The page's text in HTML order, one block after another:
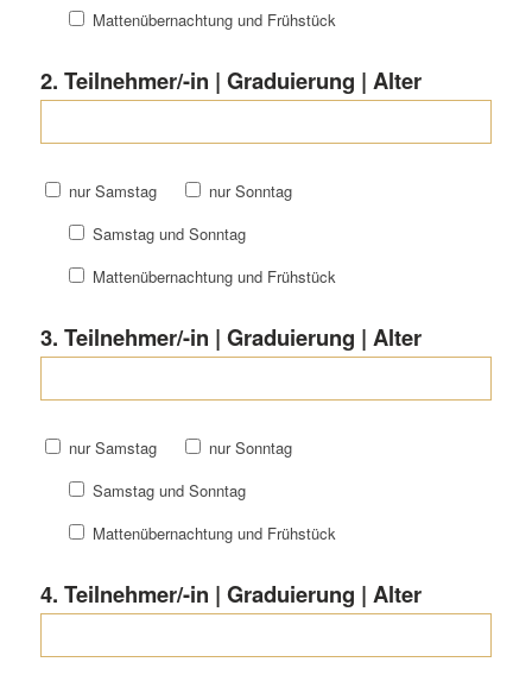
Mattenübernachtung und Frühstück
2. Teilnehmer/-in | Graduierung | Alter
nur Samstag
nur Sonntag
Samstag und Sonntag
Mattenübernachtung und Frühstück
3. Teilnehmer/-in | Graduierung | Alter
nur Samstag
nur Sonntag
Samstag und Sonntag
Mattenübernachtung und Frühstück
4. Teilnehmer/-in | Graduierung | Alter